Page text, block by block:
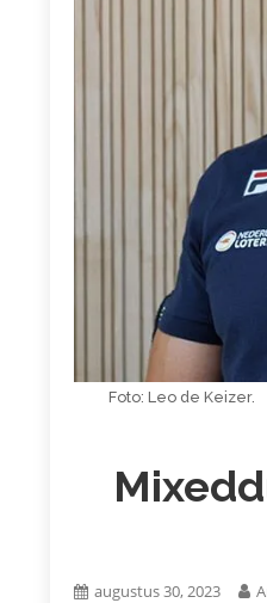
Foto: Leo de Keizer.
augustus 30, 2023